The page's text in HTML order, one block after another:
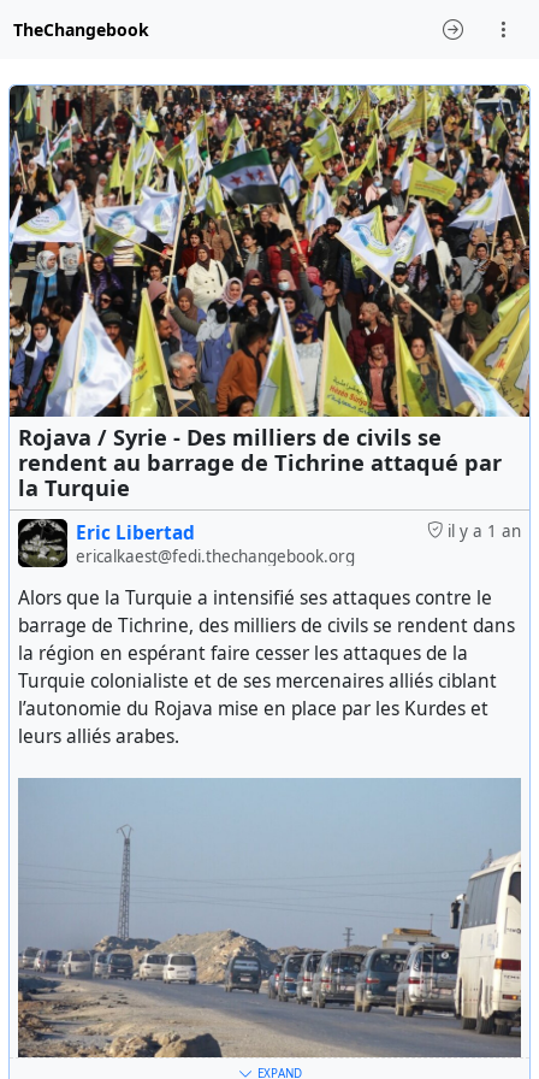
TheChangebook
Rojava / Syrie - Des milliers de civils se
rendent au barrage de Tichrine attaqué par
la Turquie
il y a 1 an
Eric Libertad
ericalkaest@fedi.thechangebook.org
Alors que la Turquie a intensifié ses attaques contre le
barrage de Tichrine, des milliers de civils se rendent dans
la région en espérant faire cesser les attaques de la
Turquie colonialiste et de ses mercenaires alliés ciblant
l’autonomie du Rojava mise en place par les Kurdes et
leurs alliés arabes.
EXPAND